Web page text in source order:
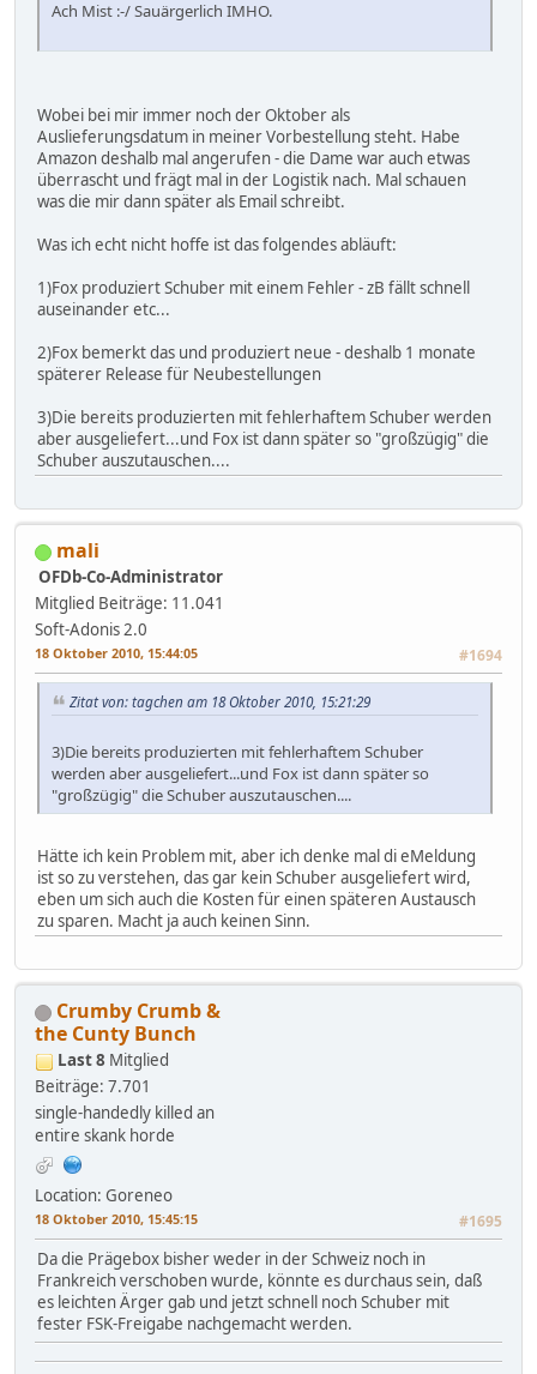
Ach Mist :-/ Sauärgerlich IMHO.
Wobei bei mir immer noch der Oktober als
Auslieferungsdatum in meiner Vorbestellung steht. Habe
Amazon deshalb mal angerufen - die Dame war auch etwas
überrascht und frägt mal in der Logistik nach. Mal schauen
was die mir dann später als Email schreibt.
Was ich echt nicht hoffe ist das folgendes abläuft:
1)Fox produziert Schuber mit einem Fehler - zB fällt schnell
auseinander etc...
2)Fox bemerkt das und produziert neue - deshalb 1 monate
späterer Release für Neubestellungen
3)Die bereits produzierten mit fehlerhaftem Schuber werden
aber ausgeliefert...und Fox ist dann später so "großzügig" die
Schuber auszutauschen....
mali
OFDb-Co-Administrator
Mitglied Beiträge: 11.041
Soft-Adonis 2.0
18 Oktober 2010, 15:44:05 #1694
Zitat von: tagchen am 18 Oktober 2010, 15:21:29
3)Die bereits produzierten mit fehlerhaftem Schuber
werden aber ausgeliefert...und Fox ist dann später so
"großzügig" die Schuber auszutauschen....
Hätte ich kein Problem mit, aber ich denke mal di eMeldung
ist so zu verstehen, das gar kein Schuber ausgeliefert wird,
eben um sich auch die Kosten für einen späteren Austausch
zu sparen. Macht ja auch keinen Sinn.
Crumby Crumb &
the Cunty Bunch
Last 8 Mitglied
Beiträge: 7.701
single-handedly killed an
entire skank horde
Location: Goreneo
18 Oktober 2010, 15:45:15 #1695
Da die Prägebox bisher weder in der Schweiz noch in
Frankreich verschoben wurde, könnte es durchaus sein, daß
es leichten Ärger gab und jetzt schnell noch Schuber mit
fester FSK-Freigabe nachgemacht werden.